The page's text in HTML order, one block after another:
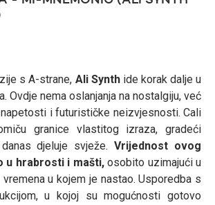
s A-strane, Ali Synthide korak dalje u
Ovdje nema oslanjanja na nostalgiju, već
i futurističke neizvjesnosti. Cali
granice vlastitog izraza, gradeći
djeluje svježe.Vrijednost ovog
u hrabrosti i mašti,osobito uzimajući u
u kojem je nastao. Usporedba s
u kojoj su mogućnosti gotovo